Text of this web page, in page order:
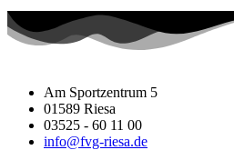
Am Sportzentrum 5
01589 Riesa
03525 - 60 11 00
info@fvg-riesa.de